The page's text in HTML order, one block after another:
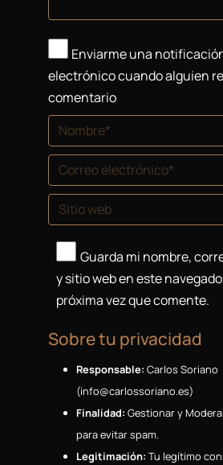
Enviarme una
electrónico cuando alguien
comentario
Nombre *
Correo electrónico *
Sitio web
Guarda mi nombre,
y sitio web en este
próxima vez que comente.
Sobre tu privacidad
Responsable: Carlos Soriano
(se.onairossolrac@ofni)
Finalidad: Gestionar y
para evitar spam.
Legitimación: Tu legítimo